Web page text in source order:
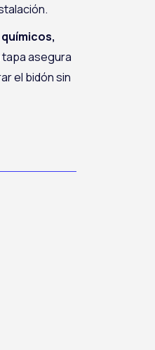
tapa asegura
el bidón sin